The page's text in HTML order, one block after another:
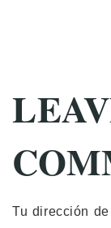
Tu dirección